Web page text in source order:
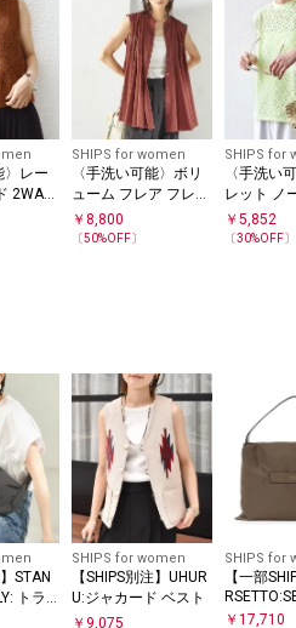
〉レー
2WAY
カット
SHIPS for women
〈手洗い可能〉ボリ
ューム フレア フレン
チスリーブ ブラウス
￥ 8,800
〔50%OFF〕
SHIPS for
〈手洗い
レット ノ
フレア プ
￥5,852
〔30%OFF〕
STAN
トラ
ョルダ
SHIPS for women
【SHIPS別注】UHUR
U:ジャカード ベスト
￥ 9,075
SHIPS for
【一部
￥17,710